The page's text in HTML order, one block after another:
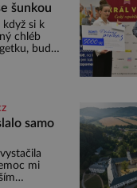
šunkou
když si k
chléb
bude
samo
mi